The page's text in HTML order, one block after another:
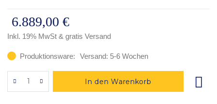
6.889,00 €
Inkl. 19% MwSt & gratis Versand
Produktionsware: Versand: 5-6 Wochen
In den Warenkorb